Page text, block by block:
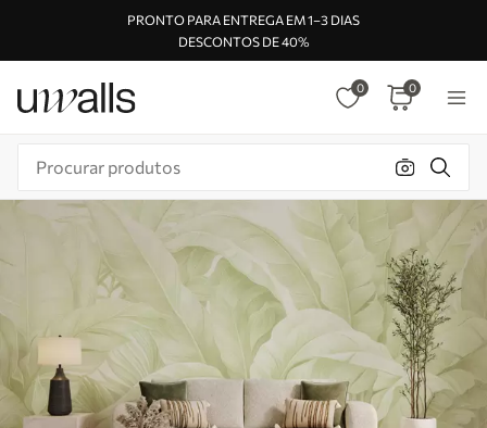
PRONTO PARA ENTREGA EM 1–3 DIAS
DESCONTOS DE 40%
0 0